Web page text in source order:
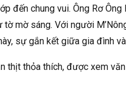
đến chung vui. Ông Rơ
mờ sáng. Với người
sự gắn kết giữa gia đình
thịt thỏa thích, được xem